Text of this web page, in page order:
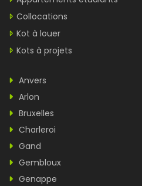
Collocations
Kot à louer
Kots à projets
Anvers
Arlon
Bruxelles
Charleroi
Gand
Gembloux
Genappe